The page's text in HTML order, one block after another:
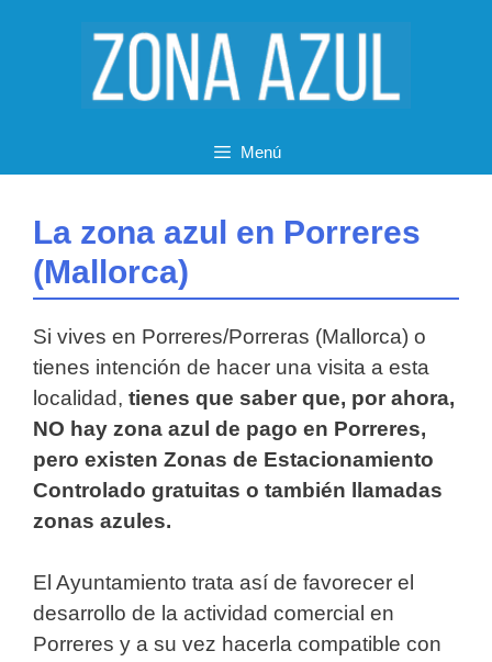
Menú
La zona azul en Porreres
(Mallorca)
Si vives en Porreres/Porreras (Mallorca) o
tienes intención de hacer una visita a esta
localidad, tienes que saber que, por ahora,
NO hay zona azul de pago en Porreres,
pero existen Zonas de Estacionamiento
Controlado gratuitas o también llamadas
zonas azules.
El Ayuntamiento trata así de favorecer el
desarrollo de la actividad comercial en
Porreres y a su vez hacerla compatible con